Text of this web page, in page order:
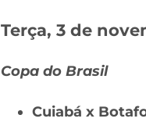
Terça, 3 de
Copa do Brasil
Cuiabá x